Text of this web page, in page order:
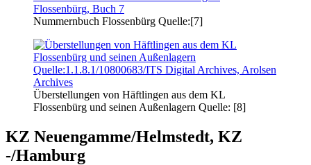
Nummernbuch Flossenbürg Quelle:[7]
Überstellungen von Häftlingen aus dem KL
Flossenbürg und seinen Außenlagern Quelle: [8]
KZ Neuengamme/Helmstedt, KZ
-/Hamburg